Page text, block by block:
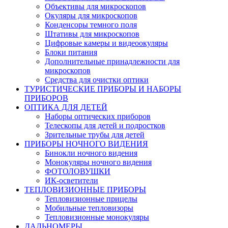
Объективы для микроскопов
Окуляры для микроскопов
Конденсоры темного поля
Штативы для микроскопов
Цифровые камеры и видеоокуляры
Блоки питания
Дополнительные принадлежности для
микроскопов
Средства для очистки оптики
ТУРИСТИЧЕСКИЕ ПРИБОРЫ И НАБОРЫ
ПРИБОРОВ
ОПТИКА ДЛЯ ДЕТЕЙ
Наборы оптических приборов
Телескопы для детей и подростков
Зрительные трубы для детей
ПРИБОРЫ НОЧНОГО ВИДЕНИЯ
Бинокли ночного видения
Монокуляры ночного видения
ФОТОЛОВУШКИ
ИК-осветители
ТЕПЛОВИЗИОННЫЕ ПРИБОРЫ
Тепловизионные прицелы
Мобильные тепловизоры
Тепловизионные монокуляры
ДАЛЬНОМЕРЫ